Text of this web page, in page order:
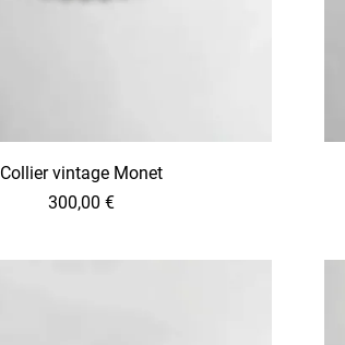
Collier vintage Monet
300,00€